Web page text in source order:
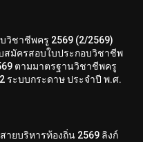
วิชาชีพครู 2569 (2/2569)
สมัครสอบใบประกอบวิชาชีพ
ตามมาตรฐานวิชาชีพครู
ระบบกระดาษ ประจำปี พ.ศ.
ยบริหารท้องถิ่น 2569 ลิงก์